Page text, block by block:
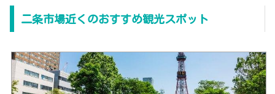
二条市場近くのおすすめ観光スポット